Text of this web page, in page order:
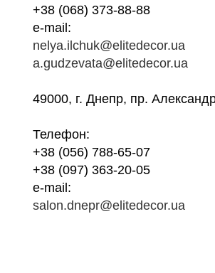
+38 (068) 373-88-88
e-mail:
nelya.ilchuk@elitedecor.ua
a.gudzevata@elitedecor.ua
49000, г. Днепр, пр.
Телефон:
+38 (056) 788-65-07
+38 (097) 363-20-05
e-mail:
salon.dnepr@elitedecor.ua